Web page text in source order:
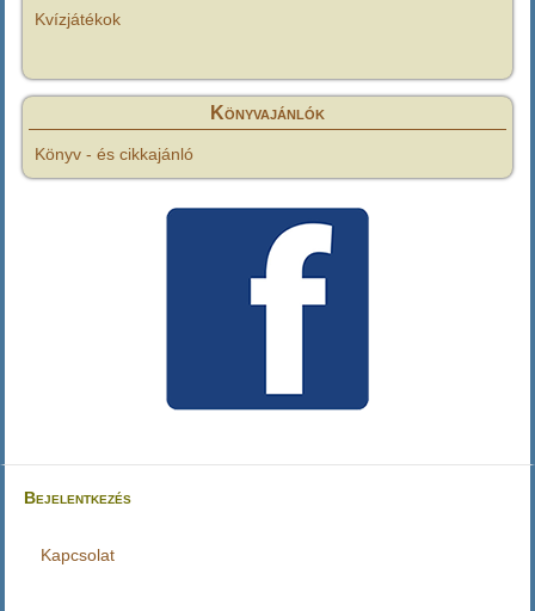
Kvízjátékok
Könyvajánlók
Könyv - és cikkajánló
Felhasználói
fiók
menüje
Bejelentkezés
Lábléc
Kapcsolat